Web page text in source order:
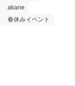
akane
春休みイベント